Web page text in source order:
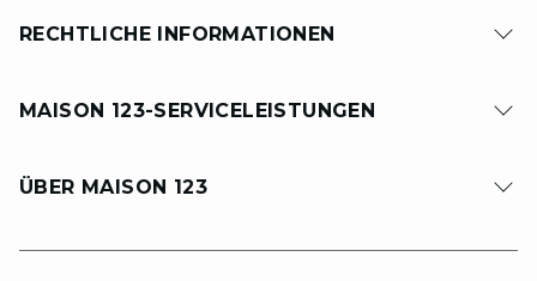
RECHTLICHE INFORMATIONEN
MAISON 123-SERVICELEISTUNGEN
ÜBER MAISON 123